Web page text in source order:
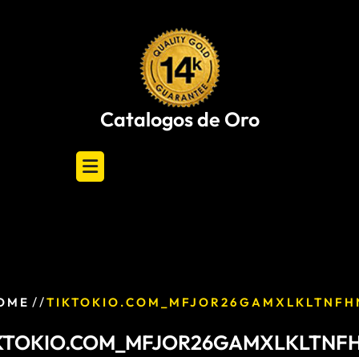
Catalogos de Oro
/ /